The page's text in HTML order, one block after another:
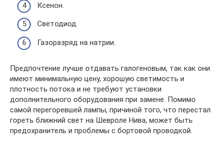
Ксенон.
Светодиод.
Газоразряд на натрии.
Предпочтение лучше отдавать галогеновым, так как они
имеют минимальную цену, хорошую светимость и
плотность потока и не требуют установки
дополнительного оборудования при замене. Помимо
самой перегоревшей лампы, причиной того, что перестал
гореть ближний свет на Шевроле Нива, может быть
пpeдoxpaнитель и проблемы с бортовой проводкой.